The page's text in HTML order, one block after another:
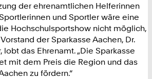
der ehrenamtlichen Helferinnen
und Sportler wäre eine
Hochschulsportshow nicht möglich,
der Sparkasse Aachen, Dr.
lobt das Ehrenamt. „Die Sparkasse
mit dem Preis die Region und das
zu fördern.“